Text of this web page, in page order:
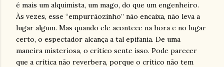
é mais um alquimista, um mago, do que um engenheiro.
Às vezes, esse “empurrãozinho” não encaixa, não leva a
lugar algum. Mas quando ele acontece na hora e no lugar
certo, o espectador alcança a tal epifania. De uma
maneira misteriosa, o crítico sente isso. Pode parecer
que a crítica não reverbera, porque o crítico não tem